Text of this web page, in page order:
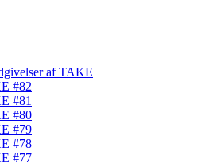
af TAKE
#82
#81
#80
#79
#78
#77